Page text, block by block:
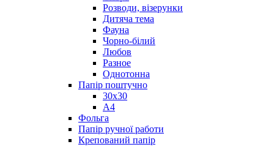
Розводи, візерунки
Дитяча тема
Фауна
Чорно-білий
Любов
Разное
Однотонна
Папір поштучно
30х30
А4
Фольга
Папір ручної работи
Крепований папір